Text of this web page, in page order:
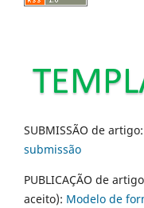
SUBMISSÃO de artigo:
submissão
PUBLICAÇÃO de
aceito): Modelo de